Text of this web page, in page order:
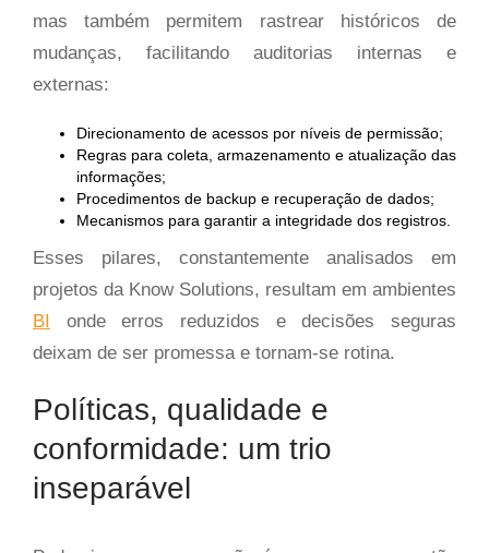
mas também permitem rastrear históricos de
mudanças, facilitando auditorias internas e
externas:
Direcionamento de acessos por níveis de permissão;
Regras para coleta, armazenamento e atualização das
informações;
Procedimentos de backup e recuperação de dados;
Mecanismos para garantir a integridade dos registros.
Esses pilares, constantemente analisados em
projetos da Know Solutions, resultam em ambientes
BI
onde erros reduzidos e decisões seguras
deixam de ser promessa e tornam-se rotina.
Políticas, qualidade e
conformidade: um trio
inseparável